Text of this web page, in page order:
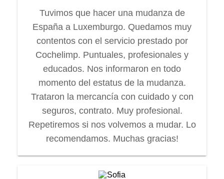
Tuvimos que hacer una mudanza de
España a Luxemburgo. Quedamos muy
contentos con el servicio prestado por
Cochelimp. Puntuales, profesionales y
educados. Nos informaron en todo
momento del estatus de la mudanza.
Trataron la mercancía con cuidado y con
seguros, contrato. Muy profesional.
Repetiremos si nos volvemos a mudar. Lo
recomendamos. Muchas gracias!